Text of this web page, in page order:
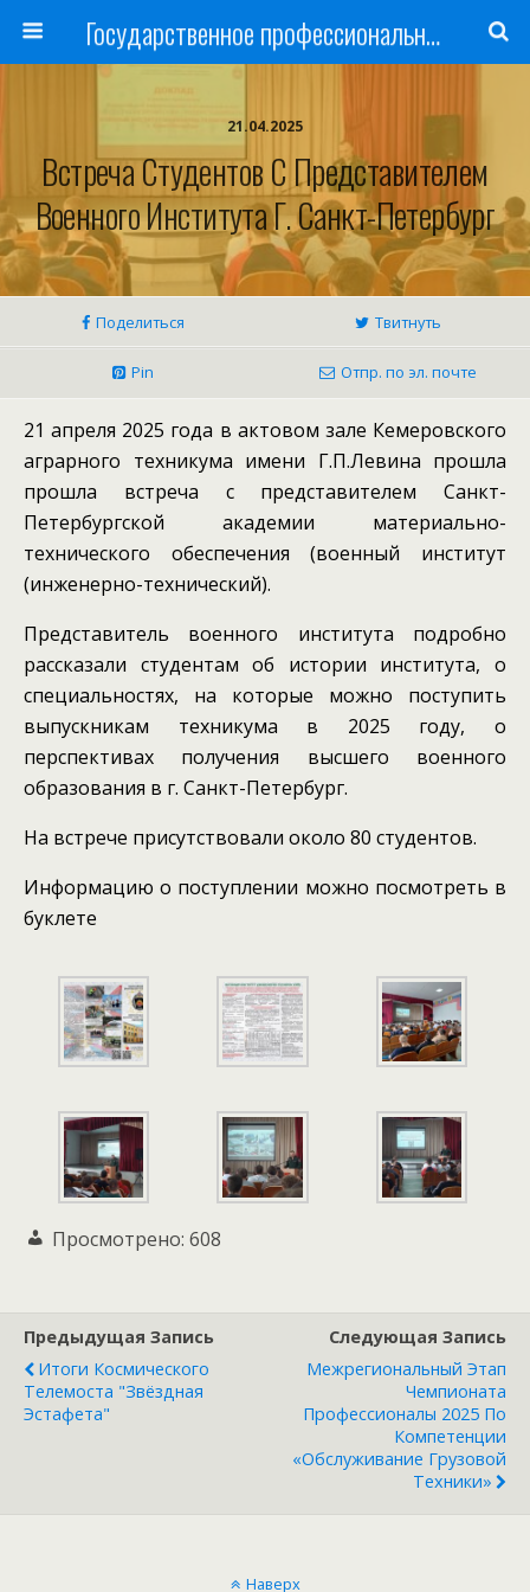
Государственное профессиональное образовательное учреждение
21.04.2025
Встреча Студентов С Представителем
Военного Института Г. Санкт-Петербург
Поделиться Твитнуть
Pin Отпр. по эл. почте
21 апреля 2025 года в актовом зале Кемеровского
аграрного техникума имени Г.П.Левина прошла
прошла встреча с представителем Санкт-
Петербургской академии материально-
технического обеспечения (военный институт
(инженерно-технический).
Представитель военного института подробно
рассказали студентам об истории института, о
специальностях, на которые можно поступить
выпускникам техникума в 2025 году, о
перспективах получения высшего военного
образования в г. Санкт-Петербург.
На встрече присутствовали около 80 студентов.
Информацию о поступлении можно посмотреть в
буклете
Просмотрено: 608
Предыдущая Запись
Итоги Космического
Телемоста "Звёздная
Эстафета"
Следующая Запись
Межрегиональный Этап
Чемпионата
Профессионалы 2025 По
Компетенции
«Обслуживание Грузовой
Техники»
Наверх